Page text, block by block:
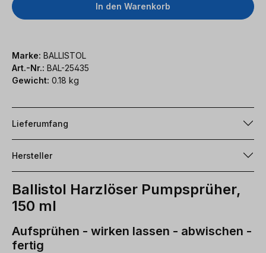
In den Warenkorb
Marke: BALLISTOL
Art.-Nr.: BAL-25435
Gewicht: 0.18 kg
Lieferumfang
Hersteller
Ballistol Harzlöser Pumpsprüher,
150 ml
Aufsprühen - wirken lassen - abwischen -
fertig